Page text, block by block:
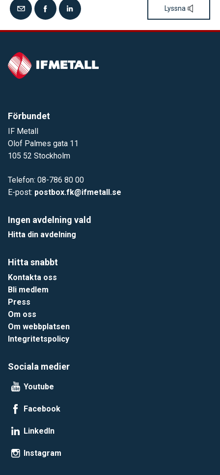
Lyssna
Förbundet
IF Metall
Olof Palmes gata 11
105 52 Stockholm
Telefon: 08-786 80 00
E-post: postbox.fk@ifmetall.se
Ingen avdelning vald
Hitta din avdelning
Hitta snabbt
Kontakta oss
Bli medlem
Press
Om oss
Om webbplatsen
Integritetspolicy
Sociala medier
Youtube
Facebook
LinkedIn
Instagram